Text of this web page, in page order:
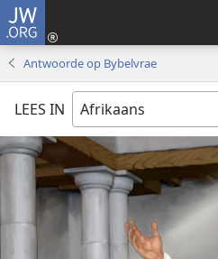
JW.ORG
Antwoorde op Bybelvrae
LEES IN